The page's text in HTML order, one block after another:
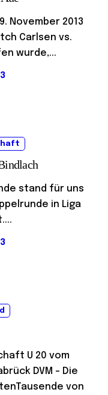
November 2013
Carlsen vs.
wurde,...
stand für uns
in Liga
U 20 vom
DVM – Die
von